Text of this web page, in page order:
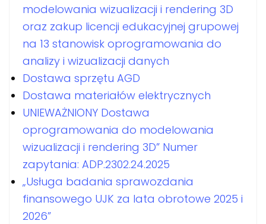
modelowania wizualizacji i rendering 3D
oraz zakup licencji edukacyjnej grupowej
na 13 stanowisk oprogramowania do
analizy i wizualizacji danych
Dostawa sprzętu AGD
Dostawa materiałów elektrycznych
UNIEWAŻNIONY Dostawa
oprogramowania do modelowania
wizualizacji i rendering 3D” Numer
zapytania: ADP.2302.24.2025
„Usługa badania sprawozdania
finansowego UJK za lata obrotowe 2025 i
2026”